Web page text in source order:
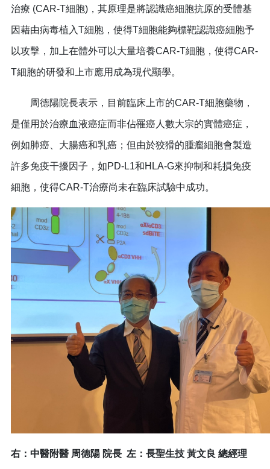
治療 (CAR-T細胞)，其原理是將認識癌細胞抗原的受體基
因藉由病毒植入T細胞，使得T細胞能夠標靶認識癌細胞予
以攻擊，加上在體外可以大量培養CAR-T細胞，使得CAR-
T細胞的研發和上市應用成為現代顯學。
周德陽院長表示，目前臨床上市的CAR-T細胞藥物，
是僅用於治療血液癌症而非佔罹癌人數大宗的實體癌症，
例如肺癌、大腸癌和乳癌；但由於狡猾的腫瘤細胞會製造
許多免疫干擾因子，如PD-L1和HLA-G來抑制和耗損免疫
細胞，使得CAR-T治療尚未在臨床試驗中成功。
右：中醫附醫 周德陽 院長 左：長聖生技 黃文良 總經理